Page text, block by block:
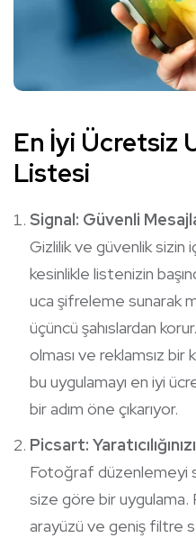
En İyi Ücretsiz
Listesi
Signal: Güvenli
Gizlilik ve güvenlik sizin
kesinlikle listenizin
uca şifreleme sunarak
üçüncü şahıslardan
olması ve reklamsız bir
bu uygulamayı en iyi
bir adım öne çıkarıyor.
Picsart:
Fotoğraf düzenlemeyi
size göre bir uygulama.
arayüzü ve geniş filtre